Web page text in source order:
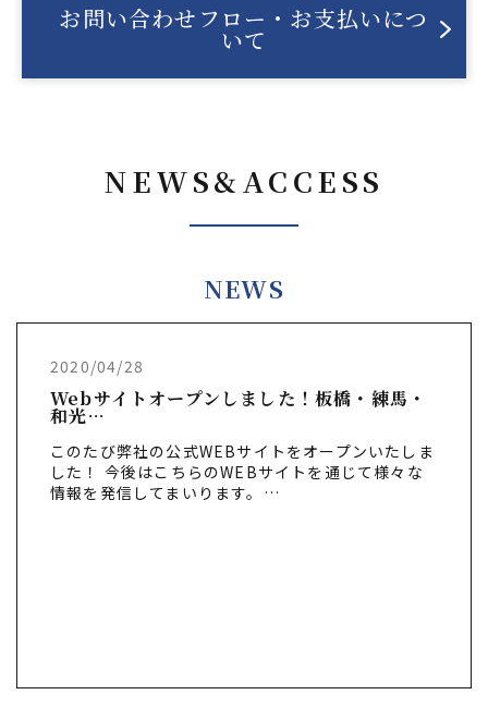
お問い合わせフロー・お支払いにつ
いて
NEWS&ACCESS
NEWS
2020/04/28
Webサイトオープンしました！板橋・練馬・
和光…
このたび弊社の公式WEBサイトをオープンいたしま
した！ 今後はこちらのWEBサイトを通じて様々な
情報を発信してまいります。…